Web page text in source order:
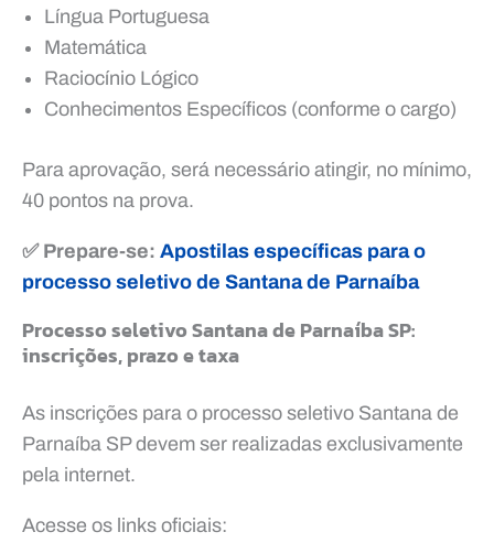
Língua Portuguesa
Matemática
Raciocínio Lógico
Conhecimentos Específicos (conforme o cargo)
Para aprovação, será necessário atingir, no mínimo,
40 pontos na prova.
✅ Prepare-se: Apostilas específicas para o
processo seletivo de Santana de Parnaíba
Processo seletivo Santana de Parnaíba SP:
inscrições, prazo e taxa
As inscrições para o processo seletivo Santana de
Parnaíba SP devem ser realizadas exclusivamente
pela internet.
Acesse os links oficiais: